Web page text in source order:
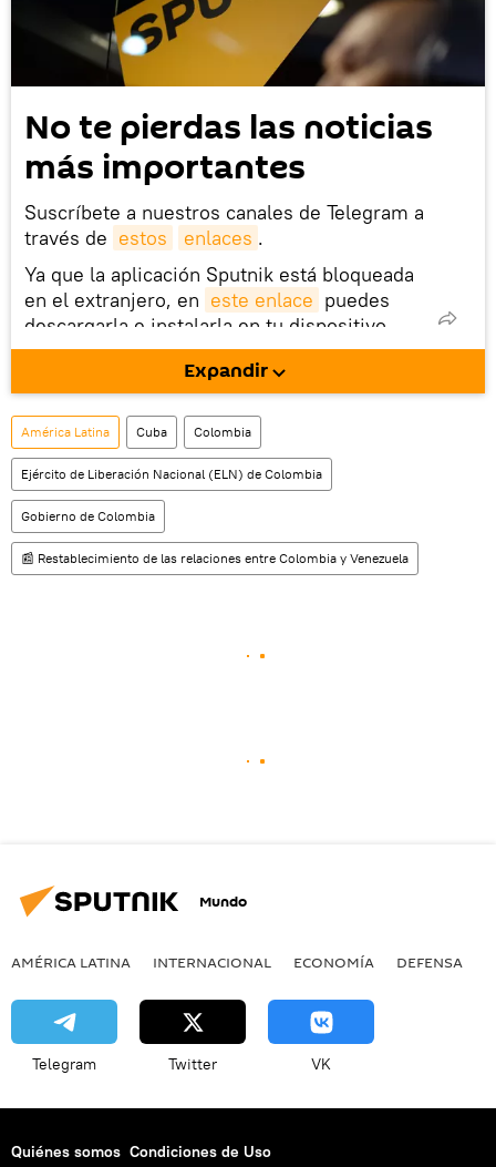
No te pierdas las noticias
más importantes
Suscríbete a nuestros canales de Telegram a
través de estos enlaces .
Ya que la aplicación Sputnik está bloqueada
en el extranjero, en este enlace puedes
descargarla e instalarla en tu dispositivo
móvil (¡solo para Android!).
También tenemos una cuenta en la red
social rusa VK .
Expandir
América Latina Cuba Colombia
Ejército de Liberación Nacional (ELN) de Colombia
Gobierno de Colombia
📰 Restablecimiento de las relaciones entre Colombia y Venezuela
Mundo
AMÉRICA LATINA INTERNACIONAL ECONOMÍA DEFENSA
Telegram Twitter VK
Quiénes somos Condiciones de Uso